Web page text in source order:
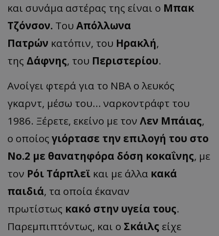
και συνάμα αστέρας της είναι ο Μπακ
Τζόνσον. Του Απόλλωνα
Πατρών κατόπιν, του Ηρακλή,
της Δάφνης, του Περιστερίου.
Ανοίγει φτερά για το ΝΒΑ ο λευκός
γκαρντ, μέσω του… ναρκοντράφτ του
1986. Ξέρετε, εκείνο με τον Λεν Μπάιας,
ο οποίος γιόρτασε την επιλογή του στο
Νο.2 με θανατηφόρα δόση κοκαΐνης, με
τον Ρόι Τάρπλεϊ και με άλλα κακά
παιδιά, τα οποία έκαναν
πρωτίστως κακό στην υγεία τους.
Παρεμπιπτόντως, και ο Σκάιλς είχε